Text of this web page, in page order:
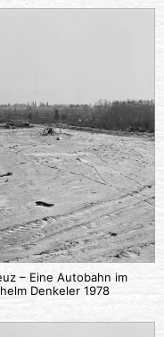
– Eine Autobahn im
Denkeler 1978